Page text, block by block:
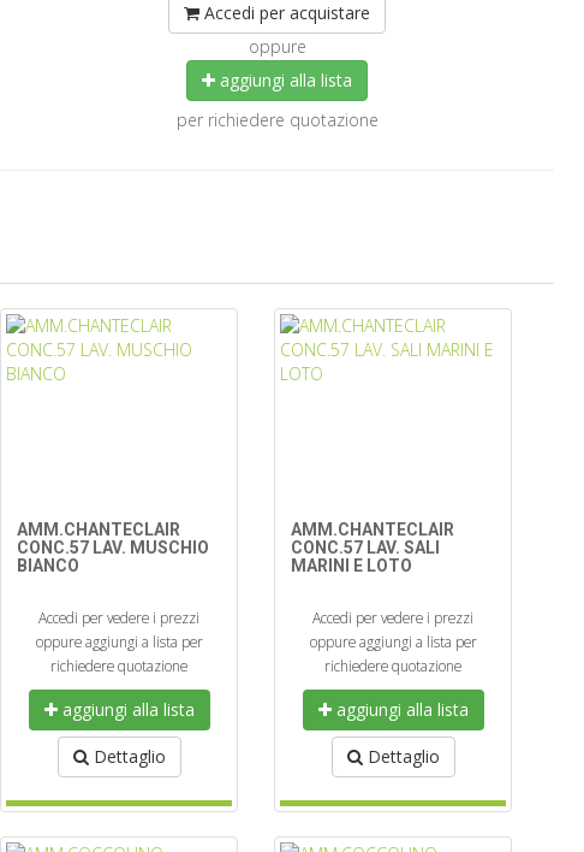
Accedi per acquistare
oppure
aggiungi alla lista
per richiedere quotazione
AMM.CHANTECLAIR
CONC.57 LAV. MUSCHIO
BIANCO
Accedi per vedere i prezzi
oppure aggiungi a lista per
richiedere quotazione
aggiungi alla lista
Dettaglio
AMM.CHANTECLAIR
CONC.57 LAV. SALI
MARINI E LOTO
Accedi per vedere i prezzi
oppure aggiungi a lista per
richiedere quotazione
aggiungi alla lista
Dettaglio